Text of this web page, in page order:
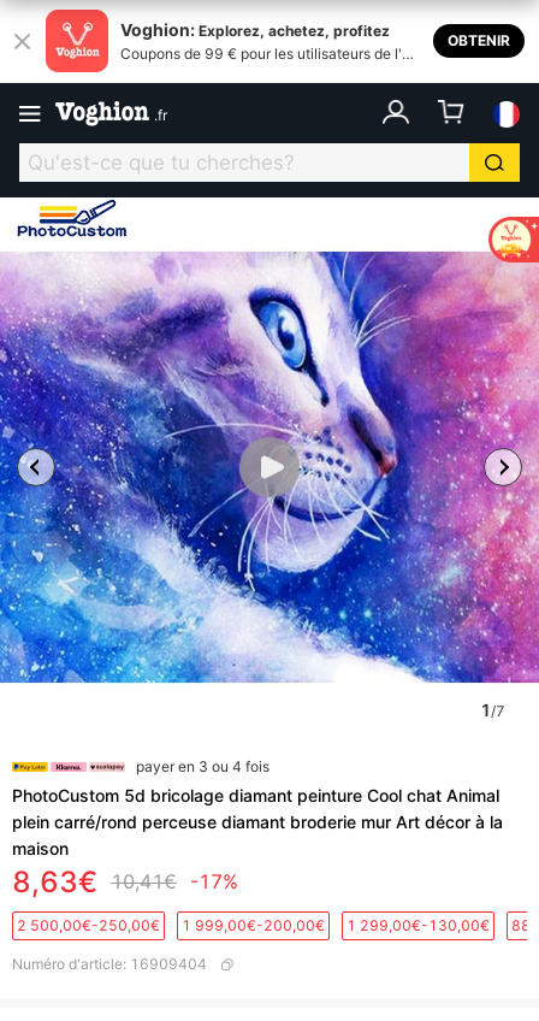
Voghion: Explorez, achetez, profitez
Coupons de 99 € pour les utilisateurs de l'ap
OBTENIR
.fr
1/7
payer en 3 ou 4 fois
PhotoCustom 5d bricolage diamant peinture Cool chat Animal
plein carré/rond perceuse diamant broderie mur Art décor à la
maison
8,63€ 10,41€ -17%
2 500,00€-250,00€ 1 999,00€-200,00€ 1 299,00€-130,00€
Numéro d'article: 16909404